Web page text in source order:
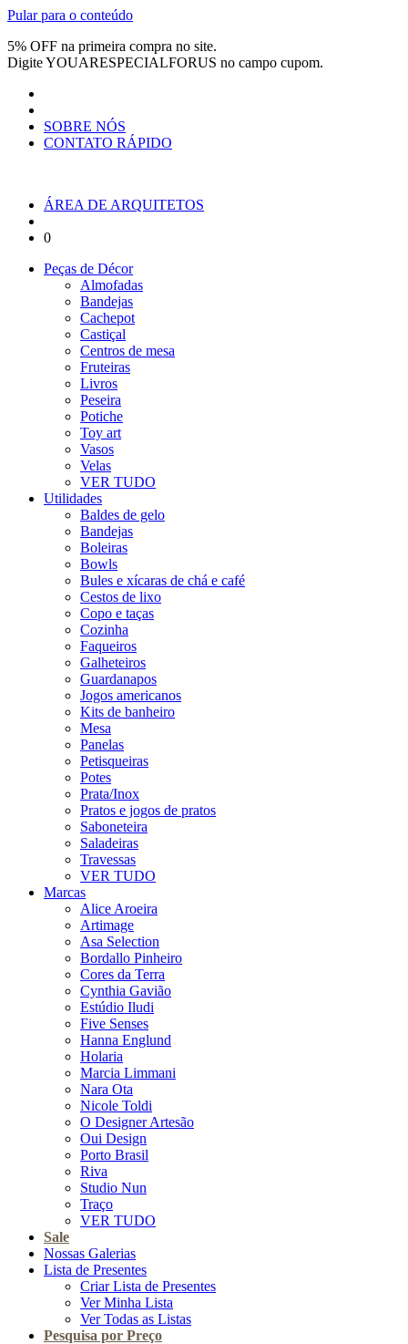
Pular para o conteúdo
5% OFF na primeira compra no site.
DigiteYOUARESPECIALFORUS no campo cupom.
SOBRE NÓS
CONTATO RÁPIDO
ÁREA DE ARQUITETOS
0
Peças de Décor
Almofadas
Bandejas
Cachepot
Castiçal
Centros de mesa
Fruteiras
Livros
Peseira
Potiche
Toy art
Vasos
Velas
VER TUDO
Utilidades
Baldes de gelo
Bandejas
Boleiras
Bowls
Bules e xícaras de chá e café
Cestos de lixo
Copo e taças
Cozinha
Faqueiros
Galheteiros
Guardanapos
Jogos americanos
Kits de banheiro
Mesa
Panelas
Petisqueiras
Potes
Prata/Inox
Pratos e jogos de pratos
Saboneteira
Saladeiras
Travessas
VER TUDO
Marcas
Alice Aroeira
Artimage
Asa Selection
Bordallo Pinheiro
Cores da Terra
Cynthia Gavião
Estúdio Iludi
Five Senses
Hanna Englund
Holaria
Marcia Limmani
Nara Ota
Nicole Toldi
O Designer Artesão
Oui Design
Porto Brasil
Riva
Studio Nun
Traço
VER TUDO
Sale
Nossas Galerias
Lista de Presentes
Criar Lista de Presentes
Ver Minha Lista
Ver Todas as Listas
Pesquisa por Preço